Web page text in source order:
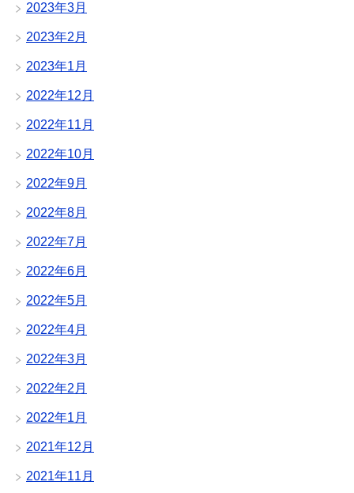
2023年3月
2023年2月
2023年1月
2022年12月
2022年11月
2022年10月
2022年9月
2022年8月
2022年7月
2022年6月
2022年5月
2022年4月
2022年3月
2022年2月
2022年1月
2021年12月
2021年11月